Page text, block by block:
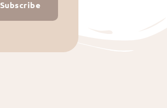
Subscribe